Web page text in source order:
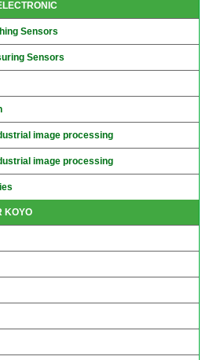
Sensors
Sensors
image processing
image processing
KOYO